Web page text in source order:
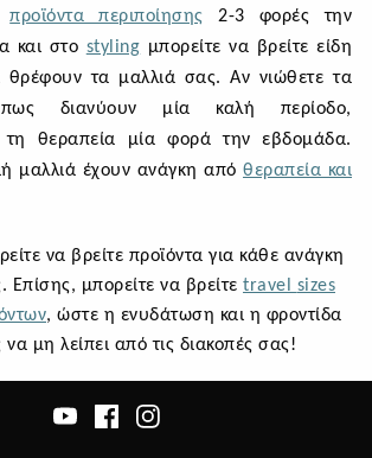
προϊόντα περιποίησης 2-3 φορές την
και στο styling μπορείτε να βρείτε είδη
θρέφουν τα μαλλιά σας. Αν νιώθετε τα
διανύουν μία καλή περίοδο,
τη θεραπεία μία φορά την εβδομάδα.
μαλλιά έχουν ανάγκη από θεραπεία και
να βρείτε προϊόντα για κάθε ανάγκη
μπορείτε να βρείτε travel
sizes
, ώστε η ενυδάτωση και η φροντίδα
μη λείπει από τις διακοπές σας!